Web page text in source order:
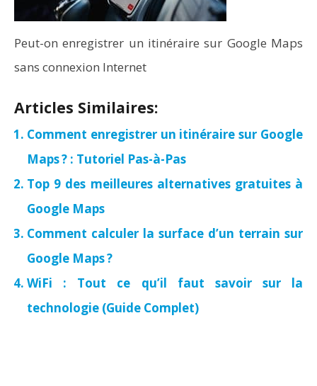
Peut-on enregistrer un itinéraire sur Google Maps
sans connexion Internet
Articles Similaires:
Comment enregistrer un itinéraire sur Google
Maps ? : Tutoriel Pas-à-Pas
Top 9 des meilleures alternatives gratuites à
Google Maps
Comment calculer la surface d’un terrain sur
Google Maps ?
WiFi : Tout ce qu’il faut savoir sur la
technologie (Guide Complet)